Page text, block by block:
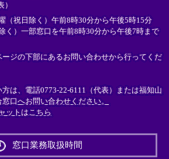
）
（祝日除く）午前8時30分から午後5時15分
く）一部窓口を午前8時30分から午後7時まで
ジの下部にあるお問い合わせから行ってくだ
は、電話0773-22-6111（代表）または福知山
口へお問い合わせください。
ットはこちら
窓口業務取扱時間